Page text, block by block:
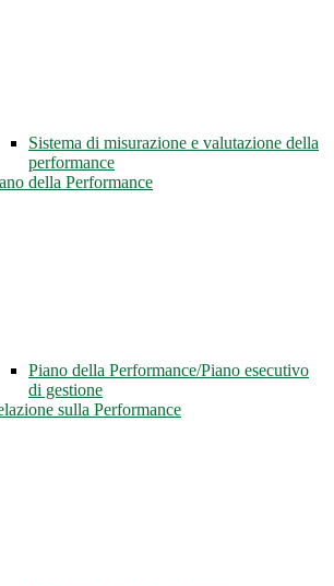
Sistema di misurazione e valutazione della
performance
della Performance
Piano della Performance/Piano esecutivo
di gestione
sulla Performance